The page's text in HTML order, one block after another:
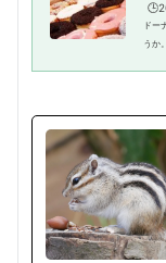
ドー
うか